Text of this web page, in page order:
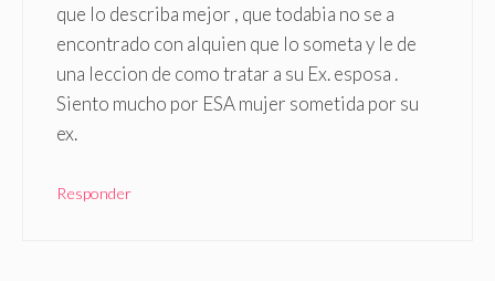
que lo describa mejor , que todabia no se a
encontrado con alquien que lo someta y le de
una leccion de como tratar a su Ex. esposa .
Siento mucho por ESA mujer sometida por su
ex.
Responder